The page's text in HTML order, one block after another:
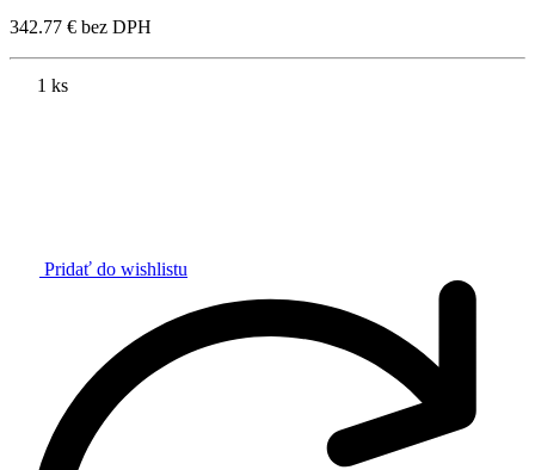
342.77 € bez DPH
1 ks
Pridať do wishlistu